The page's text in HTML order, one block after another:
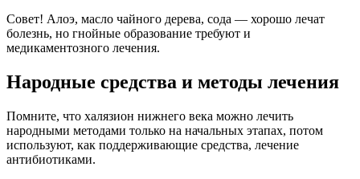
Совет! Алоэ, масло чайного дерева, сода — хорошо лечат
болезнь, но гнойные образование требуют и
медикаментозного лечения.
Народные средства и методы лечения
Помните, что халязион нижнего века можно лечить
народными методами только на начальных этапах, потом
используют, как поддерживающие средства, лечение
антибиотиками.